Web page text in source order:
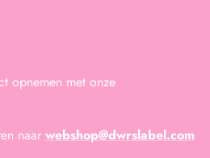
opnemen met onze
naar webshop@dwrslabel.com